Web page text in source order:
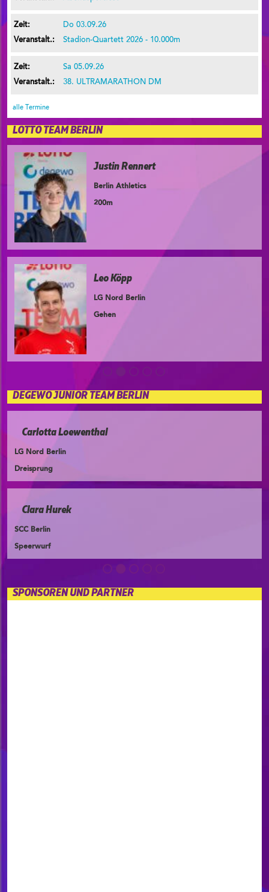
Do 03.09.26
Stadion-Quartett 2026 - 10.000m
Sa 05.09.26
38. ULTRAMARATHON DM
alle Termine
LOTTO TEAM BERLIN
Justin Rennert
Berlin Athletics
200m
Leo Köpp
LG Nord Berlin
Gehen
DEGEWO JUNIOR TEAM BERLIN
Carlotta Loewenthal
LG Nord Berlin
Dreisprung
Clara Hurek
SCC Berlin
Speerwurf
SPONSOREN UND PARTNER